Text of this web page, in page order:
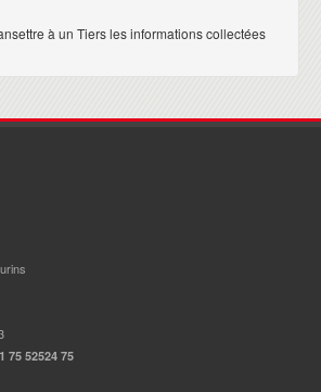
à un Tiers les informations collectées
75 52524 75